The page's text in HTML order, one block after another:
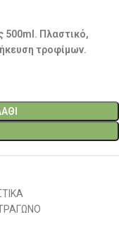
500ml. Πλαστικό,
τροφίμων.